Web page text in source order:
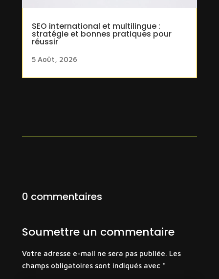
SEO international et multilingue :
stratégie et bonnes pratiques pour
réussir
5 Août, 2026
0 commentaires
Soumettre un commentaire
Votre adresse e-mail ne sera pas publiée. Les
champs obligatoires sont indiqués avec *